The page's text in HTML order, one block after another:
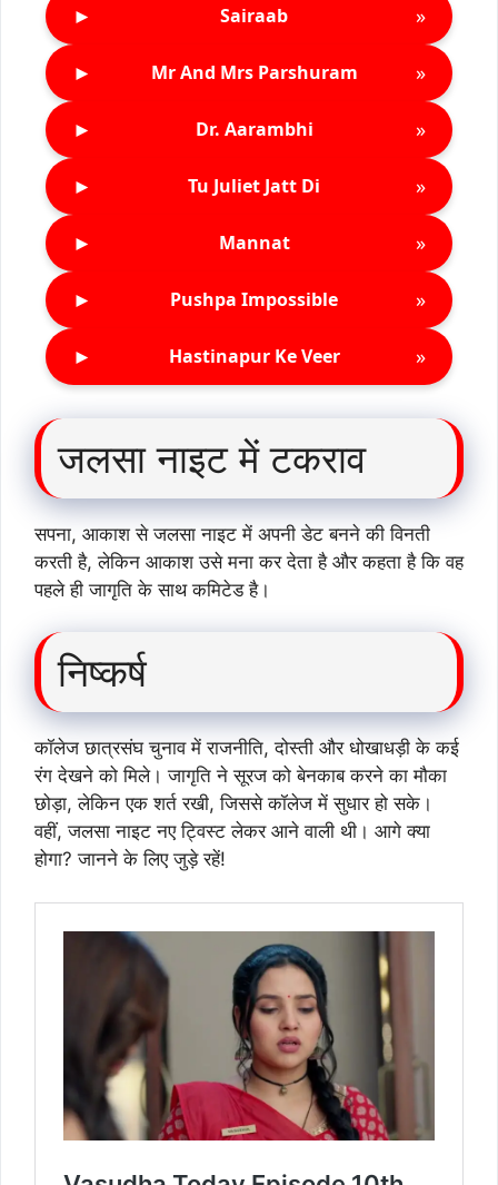
► Sairaab »
► Mr And Mrs Parshuram »
► Dr. Aarambhi »
► Tu Juliet Jatt Di »
► Mannat »
► Pushpa Impossible »
► Hastinapur Ke Veer »
जलसा नाइट में टकराव
सपना, आकाश से जलसा नाइट में अपनी डेट बनने की विनती
करती है, लेकिन आकाश उसे मना कर देता है और कहता है कि वह
पहले ही जागृति के साथ कमिटेड है।
निष्कर्ष
कॉलेज छात्रसंघ चुनाव में राजनीति, दोस्ती और धोखाधड़ी के कई
रंग देखने को मिले। जागृति ने सूरज को बेनकाब करने का मौका
छोड़ा, लेकिन एक शर्त रखी, जिससे कॉलेज में सुधार हो सके।
वहीं, जलसा नाइट नए ट्विस्ट लेकर आने वाली थी। आगे क्या
होगा? जानने के लिए जुड़े रहें!